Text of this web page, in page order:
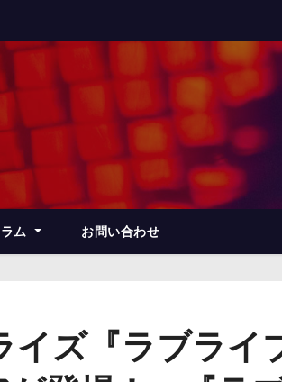
ム お問い合わせ
イズ『ラブライ